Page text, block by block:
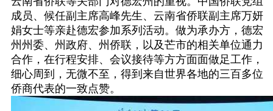
成员、候任副主席高峰先生、云南省侨联副主席万妍
娟女士等亲赴德宏参加系列活动。做为承办方，德宏
州州委、州政府、州侨联，以及芒市的相关单位通力
合作，在行程安排、会议接待等方方面面做足工作，
细心周到，无微不至，得到来自世界各地的三百多位
侨商代表的一致点赞。